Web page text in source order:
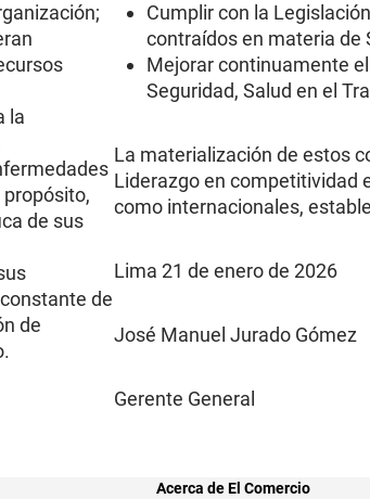
la
de sus
de
de
Cumplir con la
contraídos en materia de
Mejorar continuamente
Seguridad, Salud en el
La materialización de estos
Liderazgo en competitividad
como internacionales,
Lima 21 de enero de 2026
José Manuel Jurado Gómez
Gerente General
Acerca de El Comercio